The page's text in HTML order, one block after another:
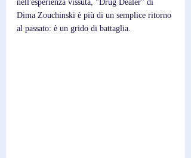
nell'esperienza vissuta, "Drug Dealer" di
Dima Zouchinski è più di un semplice ritorno
al passato: è un grido di battaglia.